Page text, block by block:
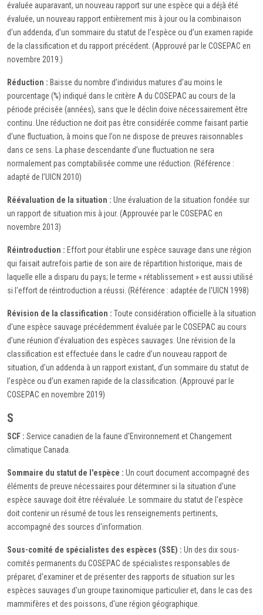
évaluée auparavant, un nouveau rapport sur une espèce qui a déjà été
évaluée, un nouveau rapport entièrement mis à jour ou la combinaison
d’un addenda, d’un sommaire du statut de l’espèce ou d’un examen rapide
de la classification et du rapport précédent. (Approuvé par le COSEPAC en
novembre 2019.)
Réduction : Baisse du nombre d’individus matures d’au moins le
pourcentage (%) indiqué dans le critère A du COSEPAC au cours de la
période précisée (années), sans que le déclin doive nécessairement être
continu. Une réduction ne doit pas être considérée comme faisant partie
d’une fluctuation, à moins que l’on ne dispose de preuves raisonnables
dans ce sens. La phase descendante d’une fluctuation ne sera
normalement pas comptabilisée comme une réduction. (Référence :
adapté de l’UICN 2010)
Réévaluation de la situation : Une évaluation de la situation fondée sur
un rapport de situation mis à jour. (Approuvée par le COSEPAC en
novembre 2013)
Réintroduction : Effort pour établir une espèce sauvage dans une région
qui faisait autrefois partie de son aire de répartition historique, mais de
laquelle elle a disparu du pays; le terme « rétablissement » est aussi utilisé
si l'effort de réintroduction a réussi. (Référence : adaptée de l'UICN 1998)
Révision de la classification : Toute considération officielle à la situation
d'une espèce sauvage précédemment évaluée par le COSEPAC au cours
d'une réunion d'évaluation des espèces sauvages. Une révision de la
classification est effectuée dans le cadre d’un nouveau rapport de
situation, d’un addenda à un rapport existant, d’un sommaire du statut de
l’espèce ou d’un examen rapide de la classification. (Approuvé par le
COSEPAC en novembre 2019)
S
SCF : Service canadien de la faune d'Environnement et Changement
climatique Canada.
Sommaire du statut de l'espèce : Un court document accompagné des
éléments de preuve nécessaires pour déterminer si la situation d'une
espèce sauvage doit être réévaluée. Le sommaire du statut de l'espèce
doit contenir un résumé de tous les renseignements pertinents,
accompagné des sources d'information.
Sous-comité de spécialistes des espèces (SSE) : Un des dix sous-
comités permanents du COSEPAC de spécialistes responsables de
préparer, d'examiner et de présenter des rapports de situation sur les
espèces sauvages d'un groupe taxinomique particulier et, dans le cas des
mammifères et des poissons, d'une région géographique.